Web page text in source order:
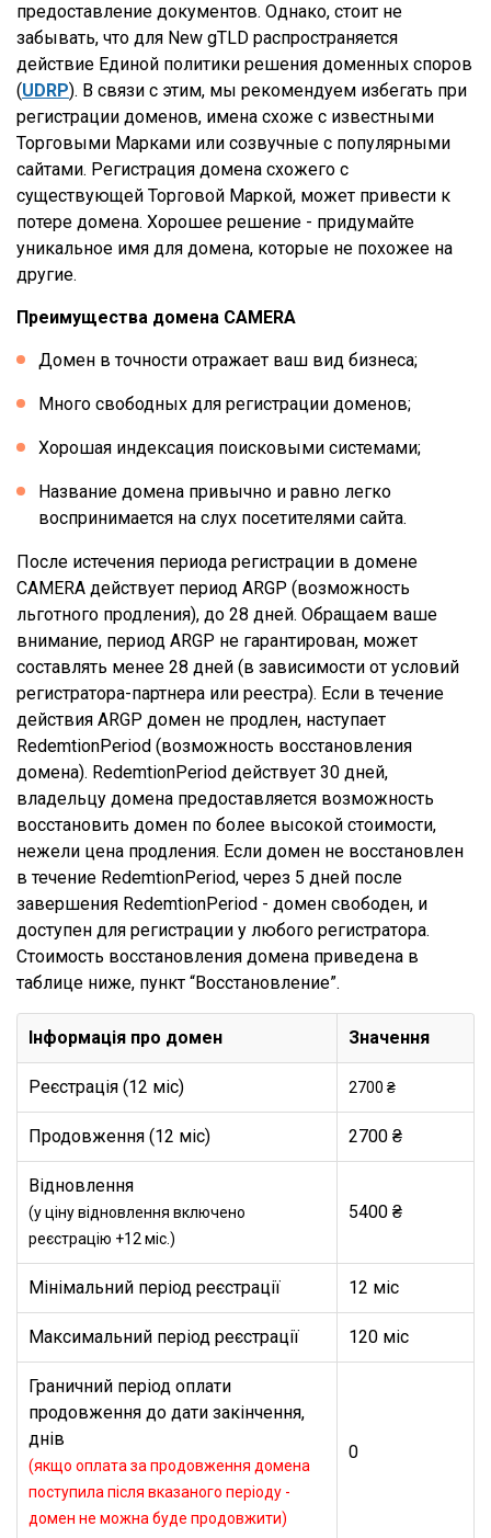
предоставление документов. Однако, стоит не
забывать, что для New gTLD распространяется
действие Единой политики решения доменных споров
(UDRP). В связи с этим, мы рекомендуем избегать при
регистрации доменов, имена схоже с известными
Торговыми Марками или созвучные с популярными
сайтами. Регистрация домена схожего с
существующей Торговой Маркой, может привести к
потере домена. Хорошее решение - придумайте
уникальное имя для домена, которые не похожее на
другие.
Преимущества домена CAMERA
Домен в точности отражает ваш вид бизнеса;
Много свободных для регистрации доменов;
Хорошая индексация поисковыми системами;
Название домена привычно и равно легко
воспринимается на слух посетителями сайта.
После истечения периода регистрации в домене
CAMERA действует период ARGP (возможность
льготного продления), до 28 дней. Обращаем ваше
внимание, период ARGP не гарантирован, может
составлять менее 28 дней (в зависимости от условий
регистратора-партнера или реестра). Если в течение
действия ARGP домен не продлен, наступает
RedemtionPeriod (возможность восстановления
домена). RedemtionPeriod действует 30 дней,
владельцу домена предоставляется возможность
восстановить домен по более высокой стоимости,
нежели цена продления. Если домен не восстановлен
в течение RedemtionPeriod, через 5 дней после
завершения RedemtionPeriod - домен свободен, и
доступен для регистрации у любого регистратора.
Стоимость восстановления домена приведена в
таблице ниже, пункт “Восстановление”.
Інформація про домен Значення
Реєстрація (12 міс) 2700 ₴
Продовження (12 міс) 2700 ₴
Відновлення
(у ціну відновлення включено
реєстрацію +12 міс.)
5400 ₴
Мінімальний період реєстрації 12 міс
Максимальний період реєстрації 120 міс
Граничний період оплати
продовження до дати закінчення,
днів
(якщо оплата за продовження домена
поступила після вказаного періоду -
домен не можна буде продовжити)
0